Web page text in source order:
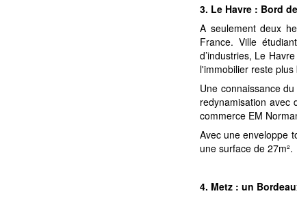
3. Le Havre : Bord
A seulement deux
France. Ville
d’industries, Le
l'immobilier reste
Une connaissance
redynamisation avec
commerce EM
Avec une enveloppe
une surface de 27m².
4. Metz : un